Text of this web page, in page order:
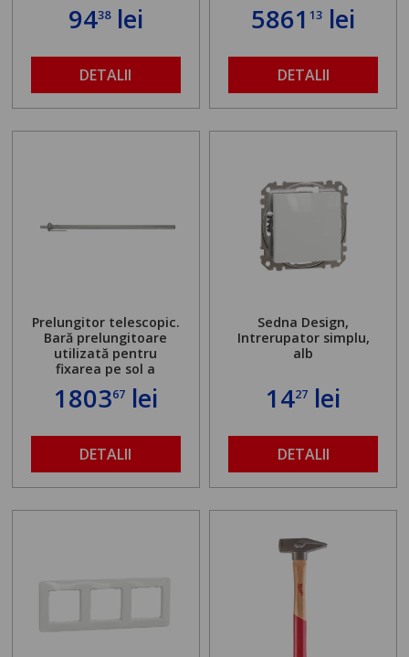
9438lei
DETALII
586113 lei
DETALII
Prelungitor telescopic.
Bară prelungitoare
utilizată pentru
fixarea pe sol a
standului mașinii de
găurit în locul
maximă admisă de 500
kg și înălțime reglabilă
de la 1,8 la 2,9 m
180367lei
DETALII
Sedna Design,
Intrerupator simplu,
alb
1427 lei
DETALII